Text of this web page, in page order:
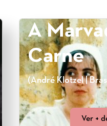
A
Carne
(André Klotzel |
Ver +